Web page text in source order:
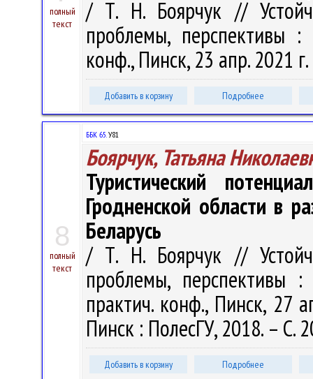
полный
текст
/ Т. Н. Боярчук //
проблемы, перспективы
конф., Пинск, 23 апр. 2021
Добавить в корзину Подробнее
8
полный
текст
ББК 65.У81
Боярчук, Татьяна
Туристический
Гродненской области в
Беларусь
/ Т. Н. Боярчук //
проблемы, перспективы
практич. конф., Пинск, 27
Пинск : ПолесГУ, 2018. – С.
Добавить в корзину Подробнее